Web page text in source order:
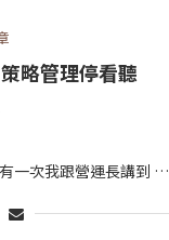
略管理停看聽
一次我跟營運長講到 …